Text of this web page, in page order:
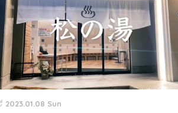
2023.01.08 Sun